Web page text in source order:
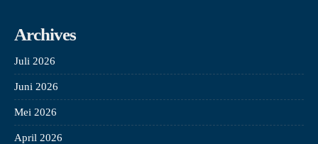
Archives
Juli 2026
Juni 2026
Mei 2026
April 2026